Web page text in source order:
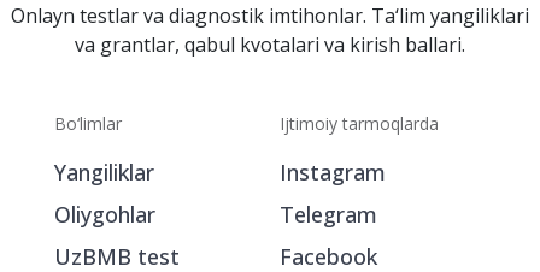
Onlayn testlar va diagnostik imtihonlar. Ta‘lim yangiliklari
va grantlar, qabul kvotalari va kirish ballari.
Bo‘limlar
Yangiliklar
Oliygohlar
UzBMB test
Ijtimoiy tarmoqlarda
Instagram
Telegram
Facebook